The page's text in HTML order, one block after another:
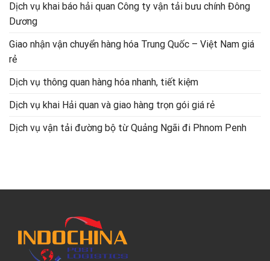
Dịch vụ khai báo hải quan Công ty vận tải bưu chính Đông
Dương
Giao nhận vận chuyển hàng hóa Trung Quốc – Việt Nam giá
rẻ
Dịch vụ thông quan hàng hóa nhanh, tiết kiệm
Dịch vụ khai Hải quan và giao hàng trọn gói giá rẻ
Dịch vụ vận tải đường bộ từ Quảng Ngãi đi Phnom Penh